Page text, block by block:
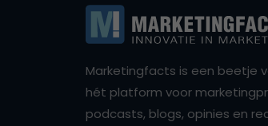
Marketingfacts is een beetje
hét platform voor
podcasts, blogs, opinies en